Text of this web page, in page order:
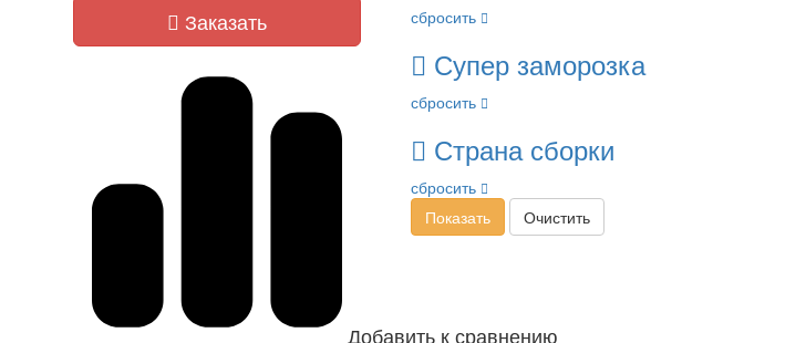
Заказать
Добавить к сравнению
сбросить
Супер заморозка
сбросить
Страна сборки
сбросить
Показать
Очистить